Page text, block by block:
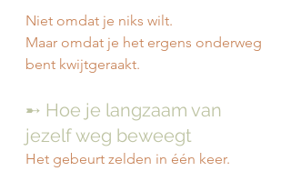
Niet omdat je niks wilt.
Maar omdat je het ergens onderweg
bent kwijtgeraakt.
➸ Hoe je langzaam van
jezelf weg beweegt
Het gebeurt zelden in één keer.